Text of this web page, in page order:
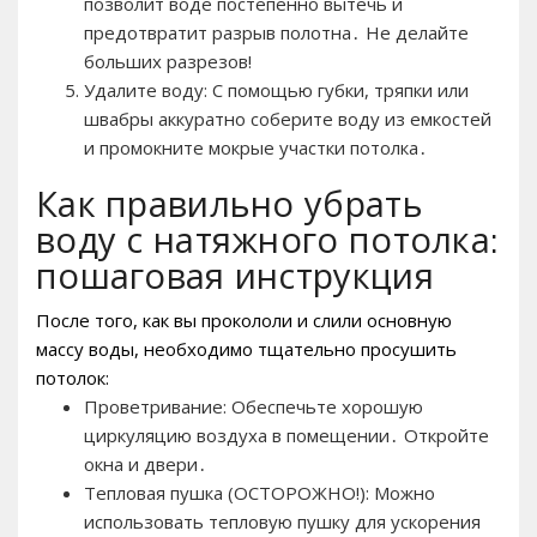
предотвратит разрыв полотна․ Не делайте
больших разрезов!
Удалите воду: С помощью губки, тряпки или
швабры аккуратно соберите воду из емкостей
и промокните мокрые участки потолка․
Как правильно убрать
воду с натяжного потолка:
пошаговая инструкция
После того, как вы прокололи и слили основную
массу воды, необходимо тщательно просушить
потолок:
Проветривание: Обеспечьте хорошую
циркуляцию воздуха в помещении․ Откройте
окна и двери․
Тепловая пушка (ОСТОРОЖНО!): Можно
использовать тепловую пушку для ускорения